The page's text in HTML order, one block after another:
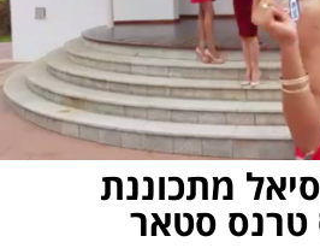
מתכוננת
טרנס סטאר